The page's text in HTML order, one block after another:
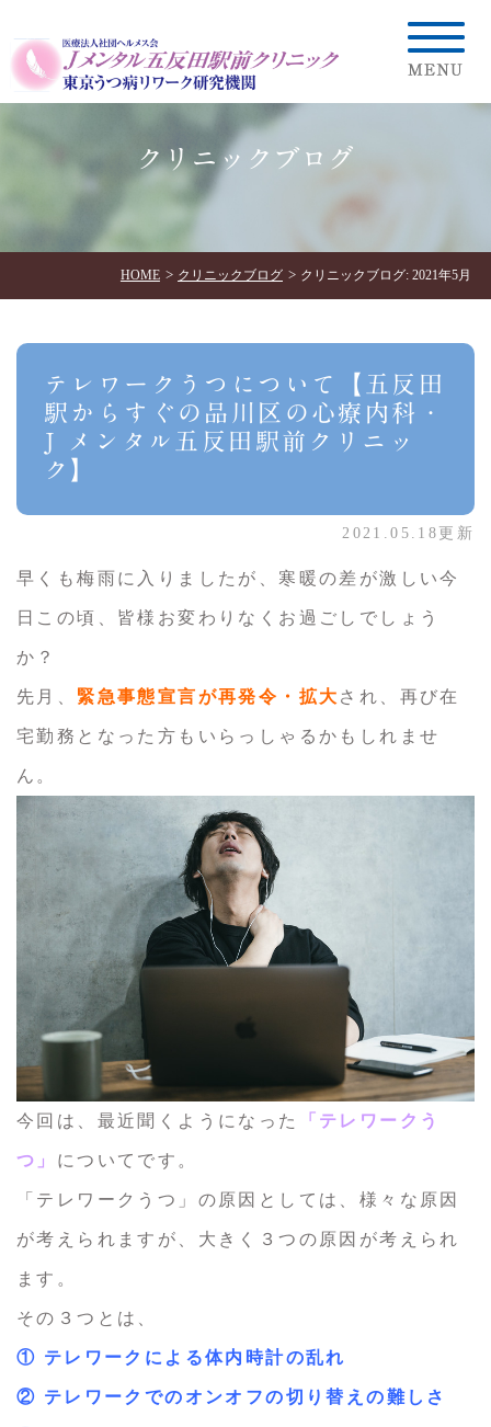
クリニックブログ
HOME クリニックブログ クリニックブログ: 2021年5月
テレワークうつについて【五反田
駅からすぐの品川区の心療内科・
J メンタル五反田駅前クリニッ
ク】
2021.05.18更新
早くも梅雨に入りましたが、寒暖の差が激しい今
日この頃、皆様お変わりなくお過ごしでしょう
か？
先月、 緊急事態宣言が再発令・拡大 され、再び在
宅勤務となった方もいらっしゃるかもしれませ
ん。
今回は、最近聞くようになった 「テレワークう
つ」 についてです。
「テレワークうつ」の原因としては、様々な原因
が考えられますが、大きく３つの原因が考えられ
ます。
その３つとは、
① テレワークによる体内時計の乱れ
② テレワークでのオンオフの切り替えの難しさ